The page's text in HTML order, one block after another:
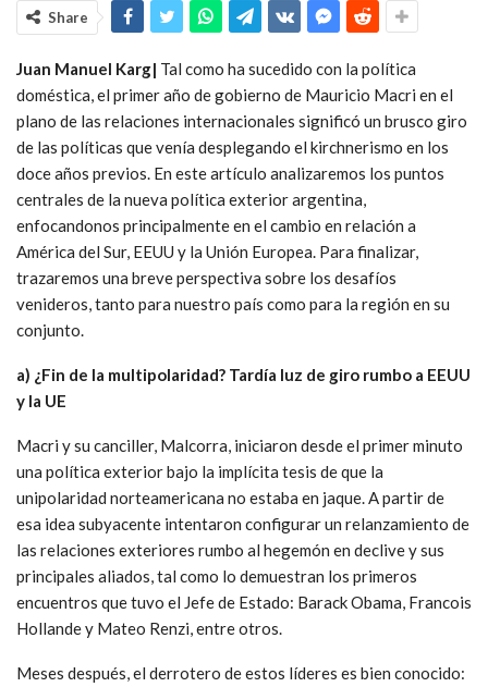
Share
Juan Manuel Karg| Tal como ha sucedido con la política
doméstica, el primer año de gobierno de Mauricio Macri en el
plano de las relaciones internacionales significó un brusco giro
de las políticas que venía desplegando el kirchnerismo en los
doce años previos. En este artículo analizaremos los puntos
centrales de la nueva política exterior argentina,
enfocandonos principalmente en el cambio en relación a
América del Sur, EEUU y la Unión Europea. Para finalizar,
trazaremos una breve perspectiva sobre los desafíos
venideros, tanto para nuestro país como para la región en su
conjunto.
a) ¿Fin de la multipolaridad? Tardía luz de giro rumbo a EEUU
y la UE
Macri y su canciller, Malcorra, iniciaron desde el primer minuto
una política exterior bajo la implícita tesis de que la
unipolaridad norteamericana no estaba en jaque. A partir de
esa idea subyacente intentaron configurar un relanzamiento de
las relaciones exteriores rumbo al hegemón en declive y sus
principales aliados, tal como lo demuestran los primeros
encuentros que tuvo el Jefe de Estado: Barack Obama, Francois
Hollande y Mateo Renzi, entre otros.
Meses después, el derrotero de estos líderes es bien conocido: